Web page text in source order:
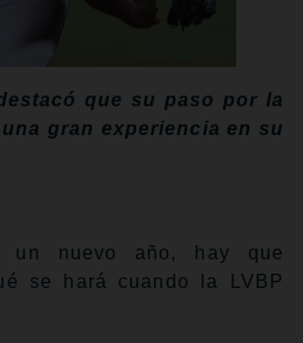
que su paso por la
gran experiencia en su
un nuevo año, hay que
se hará cuando la LVBP